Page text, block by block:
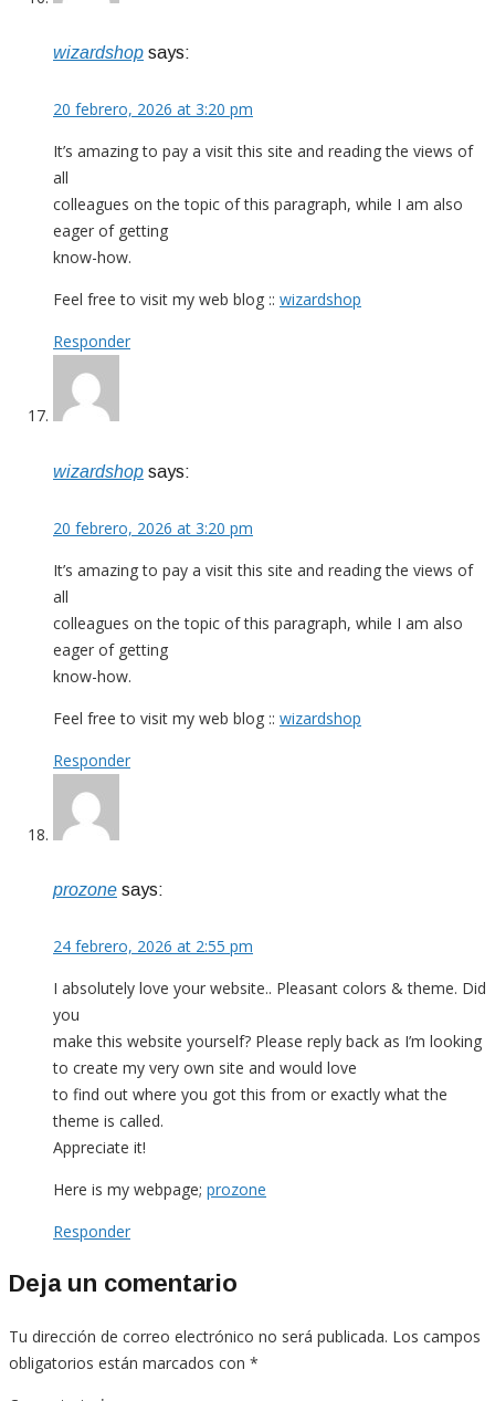
wizardshop says:
20 febrero, 2026 at 3:20 pm
It’s amazing to pay a visit this site and reading the views of
all
colleagues on the topic of this paragraph, while I am also
eager of getting
know-how.
Feel free to visit my web blog :: wizardshop
Responder
wizardshop says:
20 febrero, 2026 at 3:20 pm
It’s amazing to pay a visit this site and reading the views of
all
colleagues on the topic of this paragraph, while I am also
eager of getting
know-how.
Feel free to visit my web blog :: wizardshop
Responder
prozone says:
24 febrero, 2026 at 2:55 pm
I absolutely love your website.. Pleasant colors & theme. Did
you
make this website yourself? Please reply back as I’m looking
to create my very own site and would love
to find out where you got this from or exactly what the
theme is called.
Appreciate it!
Here is my webpage; prozone
Responder
Deja un comentario
Tu dirección de correo electrónico no será publicada. Los campos
obligatorios están marcados con *